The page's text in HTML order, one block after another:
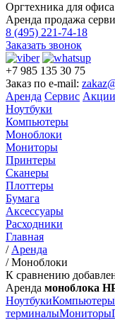
Оргтехника для офиса
Аренда продажа
8 (495) 221-74-18
Заказать звонок
+7 985 135 30 75
Заказ по e-mail:
Аренда Сервис
Ноутбуки
Компьютеры
Моноблоки
Мониторы
Принтеры
Сканеры
Плоттеры
Бумага
Аксессуары
Расходники
Главная
/ Аренда
/Моноблоки
К сравнению
Аренда моноблока
НоутбукиКомпьютеры
терминалыМониторы